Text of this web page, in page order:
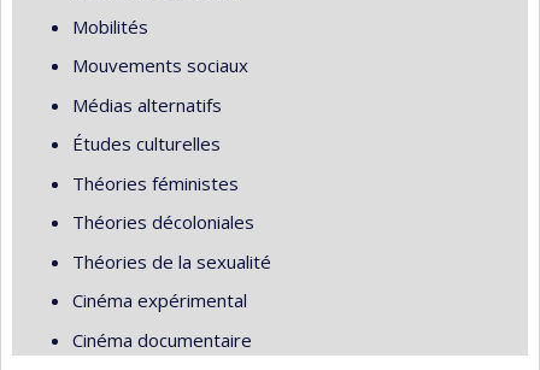
Mobilités
Mouvements sociaux
Médias alternatifs
Études culturelles
Théories féministes
Théories décoloniales
Théories de la sexualité
Cinéma expérimental
Cinéma documentaire